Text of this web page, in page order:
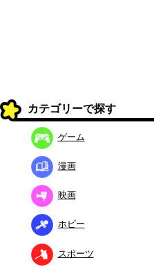
カテゴリーで探す
ゲーム
漫画
映画
ホビー
スポーツ